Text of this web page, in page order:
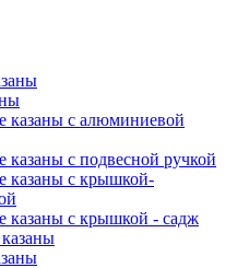
казаны с алюминиевой
казаны с подвесной ручкой
казаны с крышкой-
казаны с крышкой - садж